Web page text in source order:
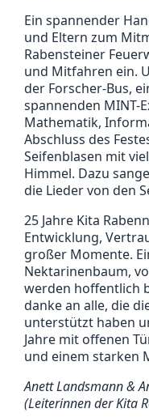
Ein spannender
und Eltern zum
Rabensteiner
und Mitfahren ein.
der Forscher-Bus,
spannenden MINT-
Mathematik,
Abschluss des
Seifenblasen mit
Himmel. Dazu
die Lieder von den
25 Jahre Kita
Entwicklung,
großer Momente.
Nektarinenbaum,
werden hoffentlich
danke an alle, die
unterstützt haben
Jahre mit offenen
und einem starken
Anett Landsmann &
(Leiterinnen der Kita